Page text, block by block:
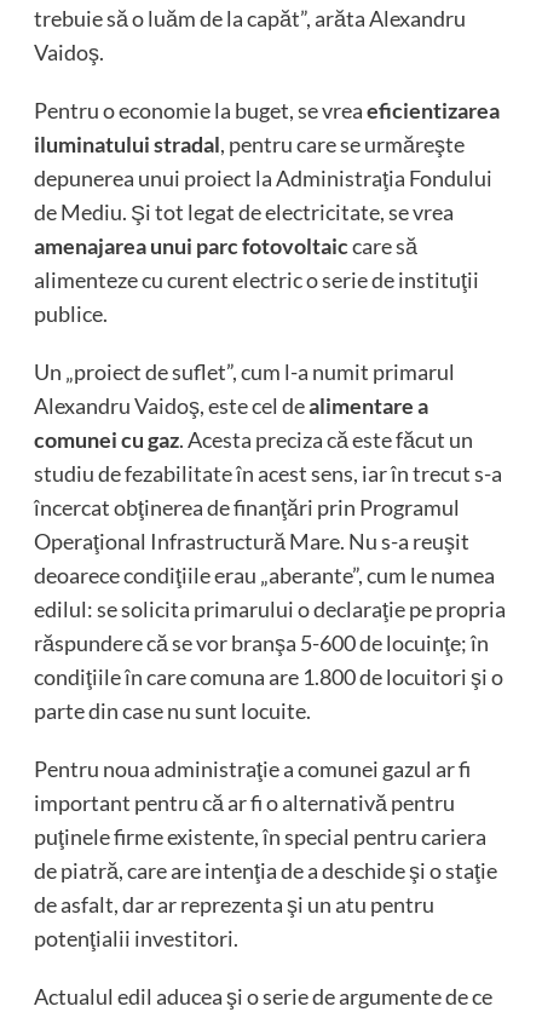
trebuie să o luăm de la capăt”, arăta Alexandru
Vaidoş.
Pentru o economie la buget, se vreaeficientizarea
iluminatului stradal, pentru care se urmăreşte
depunerea unui proiect la Administraţia Fondului
de Mediu. Şi tot legat de electricitate, se vrea
amenajarea unui parc fotovoltaiccare să
alimenteze cu curent electric o serie de instituţii
publice.
Un „proiect de suflet”, cum l-a numit primarul
Alexandru Vaidoş, este cel dealimentare a
comunei cu gaz. Acesta preciza că este făcut un
studiu de fezabilitate în acest sens, iar în trecut s-a
încercat obţinerea de finanţări prin Programul
Operaţional Infrastructură Mare. Nu s-a reuşit
deoarece condiţiile erau „aberante”, cum le numea
edilul: se solicita primarului o declaraţie pe propria
răspundere că se vor branşa 5-600 de locuinţe; în
condiţiile în care comuna are 1.800 de locuitori şi o
parte din case nu sunt locuite.
Pentru noua administraţie a comunei gazul ar fi
important pentru că ar fi o alternativă pentru
puţinele firme existente, în special pentru cariera
de piatră, care are intenţia de a deschide şi o staţie
de asfalt, dar ar reprezenta şi un atu pentru
potenţialii investitori.
Actualul edil aducea şi o serie de argumente de ce